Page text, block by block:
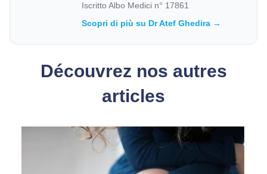
Iscritto Albo Medici n° 17861
Scopri di più su Dr Atef Ghedira →
Découvrez nos autres
articles